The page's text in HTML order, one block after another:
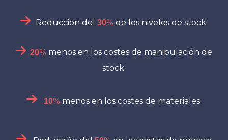
Reducción del 30% de los niveles de stock.
20% menos en los costes de manipulación de
stock.
10% menos en los costes de materiales.